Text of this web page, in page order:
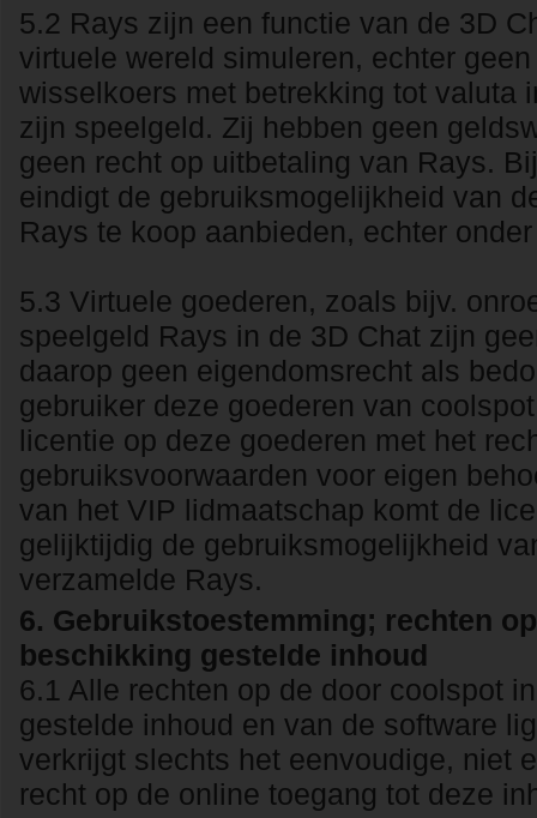
5.2 Rays zijn een functie van de 3D
virtuele wereld simuleren, echter
wisselkoers met betrekking tot valuta
zijn speelgeld. Zij hebben geen
geen recht op uitbetaling van Rays.
eindigt de gebruiksmogelijkheid van
Rays te koop aanbieden, echter
5.3 Virtuele goederen, zoals bijv.
speelgeld Rays in de 3D Chat zijn
daarop geen eigendomsrecht als
gebruiker deze goederen van
licentie op deze goederen met het
gebruiksvoorwaarden voor eigen
van het VIP lidmaatschap komt de
gelijktijdig de gebruiksmogelijkheid
verzamelde Rays.
6. Gebruikstoestemming; rechten
beschikking gestelde inhoud
6.1 Alle rechten op de door coolspot
gestelde inhoud en van de software
verkrijgt slechts het eenvoudige, niet
recht op de online toegang tot deze